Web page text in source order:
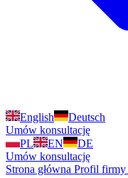
English
Deutsch
Umów konsultację
PL
EN
DE
Umów konsultację
Strona główna Profil firmy